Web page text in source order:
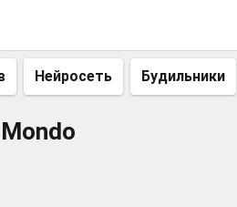
Нейросеть Будильники